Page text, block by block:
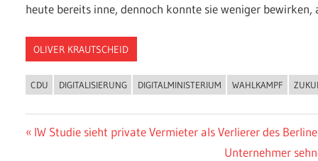
heute bereits inne, dennoch konnte sie weniger bewirken,
OLIVER KRAUTSCHEID
CDU DIGITALISIERUNG DIGITALMINISTERIUM WAHLKAMPF
Beitragsnavigation
Vorheriger
IW Studie sieht private Vermieter als Verlierer des
Nächster
Unternehmer